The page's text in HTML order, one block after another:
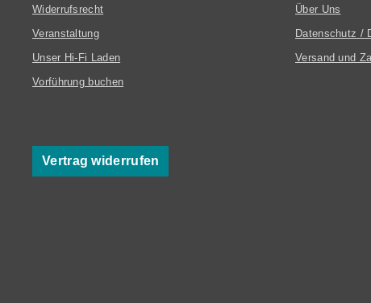
Widerrufsrecht
Veranstaltung
Unser Hi-Fi Laden
Vorführung buchen
Vertrag widerrufen
Über Uns
Datenschutz /
Versand und